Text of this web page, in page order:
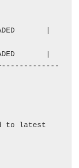
|
|
to latest